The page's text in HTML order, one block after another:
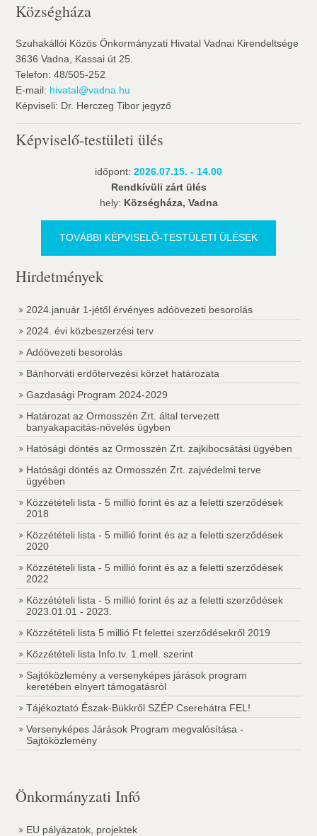
Községháza
Szuhakállói Közös Önkormányzati Hivatal Vadnai Kirendeltsége
3636 Vadna, Kassai út 25.
Telefon: 48/505-252
E-mail: hivatal@vadna.hu
Képviseli: Dr. Herczeg Tibor jegyző
Képviselő-testületi ülés
időpont: 2026.07.15. - 14.00
Rendkívüli zárt ülés
hely: Községháza, Vadna
TOVÁBBI KÉPVISELŐ-TESTÜLETI ÜLÉSEK
Hirdetmények
2024.január 1-jétől érvényes adóövezeti besorolás
2024. évi közbeszerzési terv
Adóövezeti besorolás
Bánhorváti erdőtervezési körzet határozata
Gazdasági Program 2024-2029
Határozat az Ormosszén Zrt. által tervezett
banyakapacitás-növelés ügyben
Hatósági döntés az Ormosszén Zrt. zajkibocsátási ügyében
Hatósági döntés az Ormosszén Zrt. zajvédelmi terve
ügyében
Közzétételi lista - 5 millió forint és az a feletti szerződések
2018
Közzétételi lista - 5 millió forint és az a feletti szerződések
2020
Közzétételi lista - 5 millió forint és az a feletti szerződések
2022
Közzétételi lista - 5 millió forint és az a feletti szerződések
2023.01.01 - 2023.
Közzétételi lista 5 millió Ft felettei szerződésekről 2019
Közzétételi lista Info.tv. 1.mell. szerint
Sajtóközlemény a versenyképes járások program
keretében elnyert támogatásról
Tájékoztató Észak-Bükkről SZÉP Cserehátra FEL!
Versenyképes Járások Program megvalósítása -
Sajtóközlemény
Önkormányzati Infó
EU pályázatok, projektek